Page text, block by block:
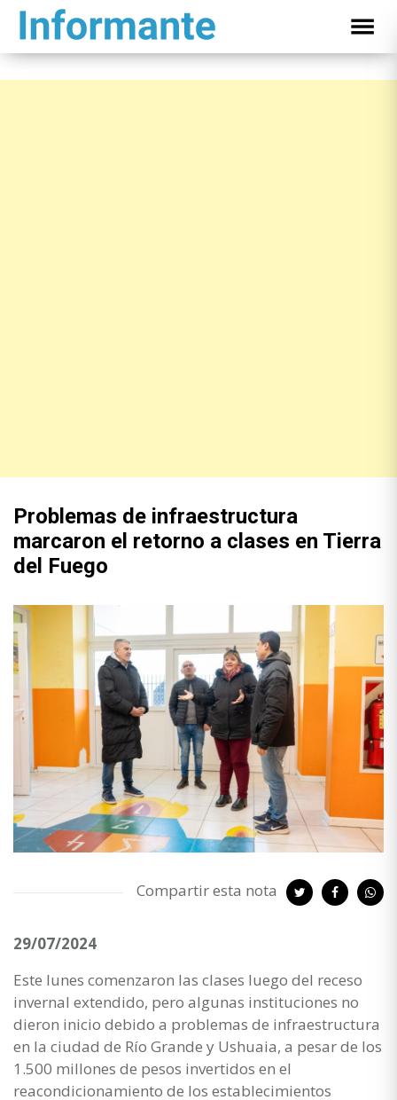
Problemas de infraestructura
marcaron el retorno a clases en Tierra
del Fuego
Compartir esta nota
29/07/2024
Este lunes comenzaron las clases luego del receso
invernal extendido, pero algunas instituciones no
dieron inicio debido a problemas de infraestructura
en la ciudad de Río Grande y Ushuaia, a pesar de los
1.500 millones de pesos invertidos en el
reacondicionamiento de los establecimientos